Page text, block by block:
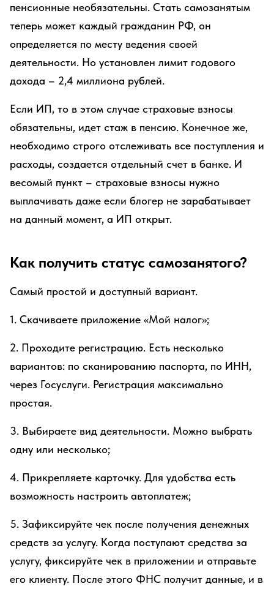
пенсионные необязательны. Стать самозанятым
теперь может каждый гражданин РФ, он
определяется по месту ведения своей
деятельности. Но установлен лимит годового
дохода – 2,4 миллиона рублей.
Если ИП, то в этом случае страховые взносы
обязательны, идет стаж в пенсию. Конечное же,
необходимо строго отслеживать все поступления и
расходы, создается отдельный счет в банке. И
весомый пункт – страховые взносы нужно
выплачивать даже если блогер не зарабатывает
на данный момент, а ИП открыт.
Как получить статус самозанятого?
Самый простой и доступный вариант.
1. Скачиваете приложение «Мой налог»;
2. Проходите регистрацию. Есть несколько
вариантов: по сканированию паспорта, по ИНН,
через Госуслуги. Регистрация максимально
простая.
3. Выбираете вид деятельности. Можно выбрать
одну или несколько;
4. Прикрепляете карточку. Для удобства есть
возможность настроить автоплатеж;
5. Зафиксируйте чек после получения денежных
средств за услугу. Когда поступают средства за
услугу, фиксируйте чек в приложении и отправьте
его клиенту. После этого ФНС получит данные, и в